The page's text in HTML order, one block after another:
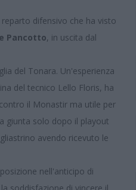
difensivo che ha visto
Pancotto, in uscita dal
del Tonara. Un'esperienza
del tecnico Lello Floris, ha
il Monastir ma utile per
giunta solo dopo il playout
avendo ricevuto le
nell'anticipo di